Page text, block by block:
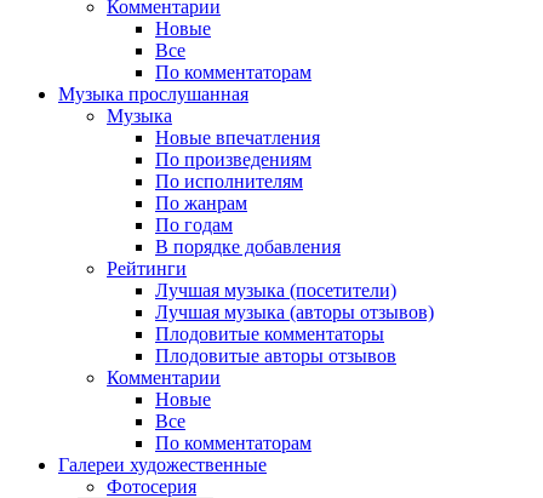
Комментарии
Новые
Все
По комментаторам
Музыка прослушанная
Музыка
Новые впечатления
По произведениям
По исполнителям
По жанрам
По годам
В порядке добавления
Рейтинги
Лучшая музыка (посетители)
Лучшая музыка (авторы отзывов)
Плодовитые комментаторы
Плодовитые авторы отзывов
Комментарии
Новые
Все
По комментаторам
Галереи художественные
Фотосерия